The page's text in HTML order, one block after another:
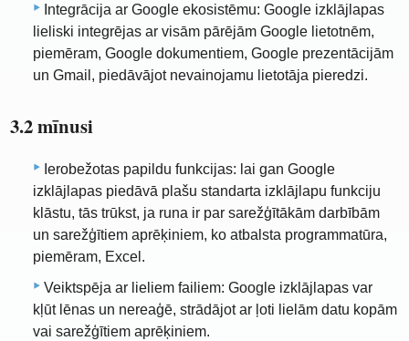
Integrācija ar Google ekosistēmu: Google izklājlapas
lieliski integrējas ar visām pārējām Google lietotnēm,
piemēram, Google dokumentiem, Google prezentācijām
un Gmail, piedāvājot nevainojamu lietotāja pieredzi.
3.2 mīnusi
Ierobežotas papildu funkcijas: lai gan Google
izklājlapas piedāvā plašu standarta izklājlapu funkciju
klāstu, tās trūkst, ja runa ir par sarežģītākām darbībām
un sarežģītiem aprēķiniem, ko atbalsta programmatūra,
piemēram, Excel.
Veiktspēja ar lieliem failiem: Google izklājlapas var
kļūt lēnas un nereaģē, strādājot ar ļoti lielām datu kopām
vai sarežģītiem aprēķiniem.